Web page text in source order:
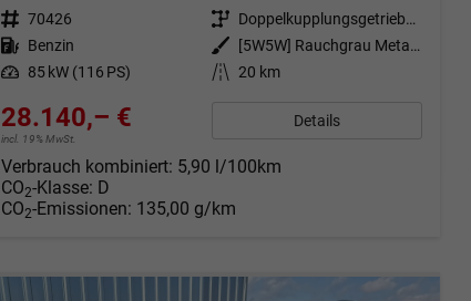
Fahrzeugnr. 70426 Getriebe
Doppelkupplungsgetriebe (DSG)
Kraftstoff Benzin Außenfarbe
[5W5W] Rauchgrau Metallic
Leistung 85 kW (116 PS) Kilometerstand 20 km
28.140,– €
incl. 19% MwSt.
Details
Verbrauch kombiniert: 5,90 l/100km
CO2-Klasse: D
CO2-Emissionen: 135,00 g/km